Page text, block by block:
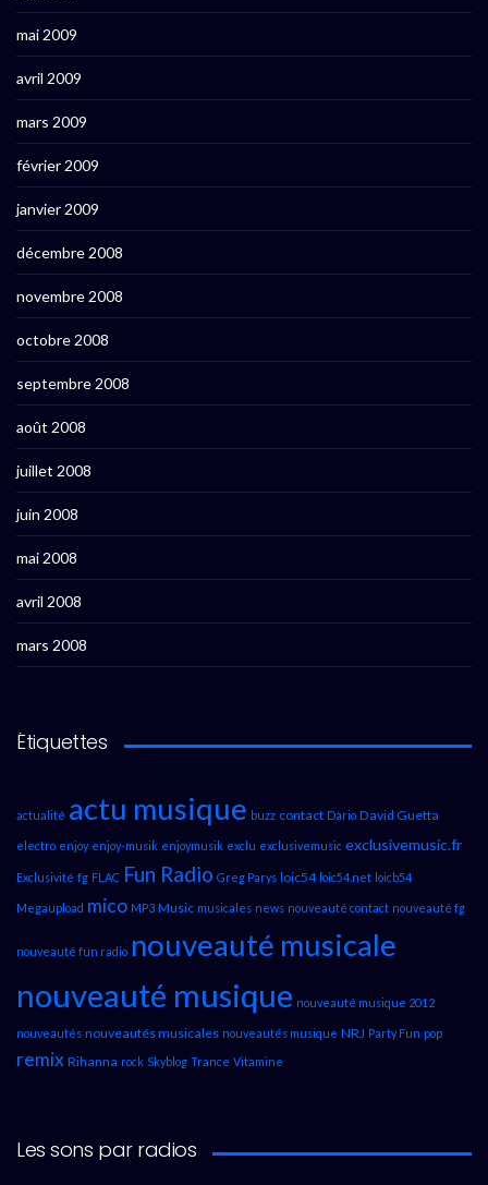
mai 2009
avril 2009
mars 2009
février 2009
janvier 2009
décembre 2008
novembre 2008
octobre 2008
septembre 2008
août 2008
juillet 2008
juin 2008
mai 2008
avril 2008
mars 2008
Étiquettes
actualité actu musique buzz contact Dario David Guetta
electro enjoy enjoy-musik enjoymusik exclu exclusivemusic exclusivemusic.fr
Exclusivité fg FLAC Fun Radio Greg Parys loic54 loic54.net loicb54
Megaupload mico MP3 Music musicales news nouveauté contact nouveauté fg
nouveauté fun radio nouveauté musicale
nouveauté musique nouveauté musique 2012
nouveautés nouveautés musicales nouveautés musique NRJ Party Fun pop
remix Rihanna rock Skyblog Trance Vitamine
Les sons par radios